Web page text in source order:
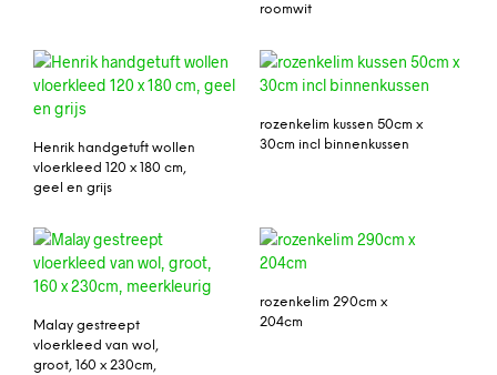
roomwit
Henrik handgetuft wollen
vloerkleed 120 x 180 cm,
geel en grijs
rozenkelim kussen 50cm x
30cm incl binnenkussen
Malay gestreept
vloerkleed van wol,
groot, 160 x 230cm,
rozenkelim 290cm x
204cm